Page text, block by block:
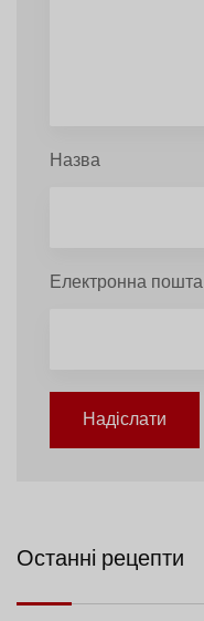
Назва
Електронна пошта
Надіслати
Останні рецепти